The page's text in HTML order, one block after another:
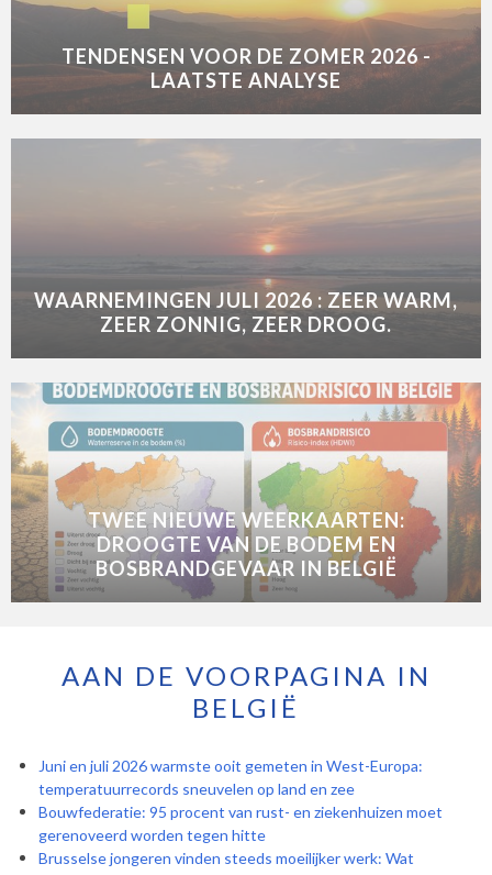
TENDENSEN VOOR DE ZOMER 2026 -
LAATSTE ANALYSE
WAARNEMINGEN JULI 2026 : ZEER WARM,
ZEER ZONNIG, ZEER DROOG.
TWEE NIEUWE WEERKAARTEN:
DROOGTE VAN DE BODEM EN
BOSBRANDGEVAAR IN BELGIË
AAN DE VOORPAGINA IN
BELGIË
Juni en juli 2026 warmste ooit gemeten in West-Europa:
temperatuurrecords sneuvelen op land en zee
Bouwfederatie: 95 procent van rust- en ziekenhuizen moet
gerenoveerd worden tegen hitte
Brusselse jongeren vinden steeds moeilijker werk: Wat